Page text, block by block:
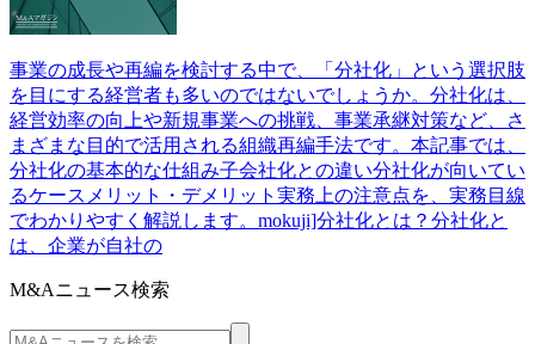
事業の成長や再編を検討する中で、「分社化」という選択肢
を目にする経営者も多いのではないでしょうか。分社化は、
経営効率の向上や新規事業への挑戦、事業承継対策など、さ
まざまな目的で活用される組織再編手法です。本記事では、
分社化の基本的な仕組み子会社化との違い分社化が向いてい
るケースメリット・デメリット実務上の注意点を、実務目線
でわかりやすく解説します。mokuji]分社化とは？分社化と
は、企業が自社の
M&Aニュース検索